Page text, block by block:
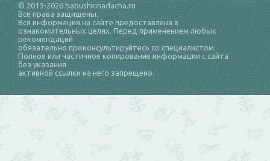
© 2013-2026 babushkinadacha.ru
Все права защищены.
Вся информация на сайте предоставлена в
ознакомительных целях. Перед применением любых
рекомендаций
обязательно проконсультируйтесь со специалистом.
Полное или частичное копирование информации с сайта
без указания
активной ссылки на него запрещено.